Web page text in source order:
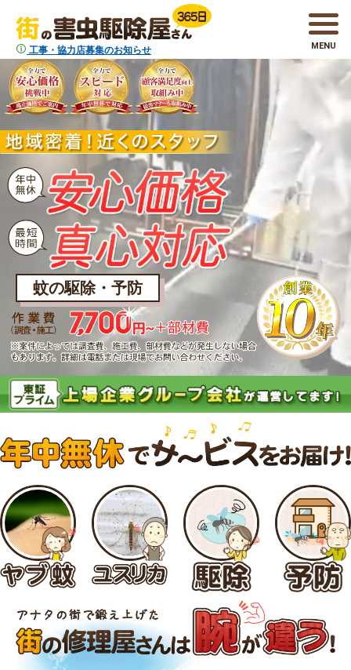
工事・協力店募集のお知らせ MENU
蚊の駆除・予防